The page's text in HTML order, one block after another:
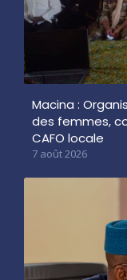
Macina :
des femmes,
CAFO locale
7 août 2026